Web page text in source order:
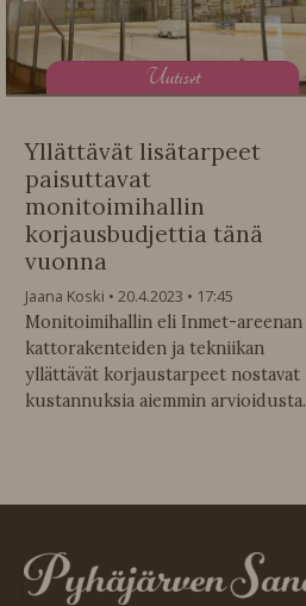
Uutiset
Yllättävät lisätarpeet
paisuttavat
monitoimihallin
korjausbudjettia tänä
vuonna
Jaana Koski 20.4.2023
17:45
Monitoimihallin eli Inmet-areenan
kattorakenteiden ja tekniikan
yllättävät korjaustarpeet nostavat
kustannuksia aiemmin arvioidusta.